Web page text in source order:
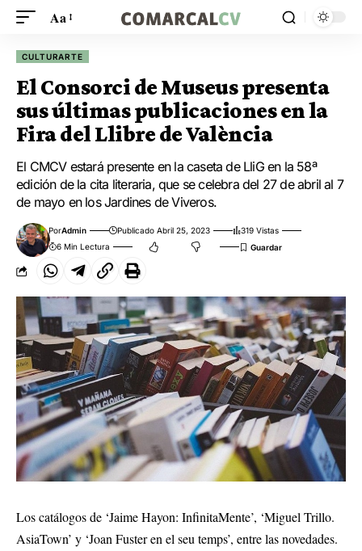
Aa
CULTURARTE
El Consorci de Museus presenta
sus últimas publicaciones en la
Fira del Llibre de València
El CMCV estará presente en la caseta de LliG en la 58ª
edición de la cita literaria, que se celebra del 27 de abril al 7
de mayo en los Jardines de Viveros.
PorAdmin Publicado Abril 25, 2023
319 Vistas
6 Min Lectura
Los catálogos de ‘Jaime Hayon: InfinitaMente’, ‘Miguel Trillo.
AsiaTown’ y ‘Joan Fuster en el seu temps’, entre las novedades.